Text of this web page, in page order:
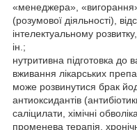
«менеджера»,
(розумової діяльності),
інтелектуальному
ін.;
нутритивна підготовка до
вживання лікарських
може розвинутися брак
антиоксидантів
саліцилати, хімічні
променева терапія,